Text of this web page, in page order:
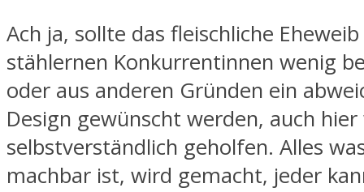
Ach ja, sollte das fleischliche
stählernen Konkurrentinnen wenig
oder aus anderen Gründen ein
Design gewünscht werden, auch
selbstverständlich geholfen. Alles
machbar ist, wird gemacht, jeder